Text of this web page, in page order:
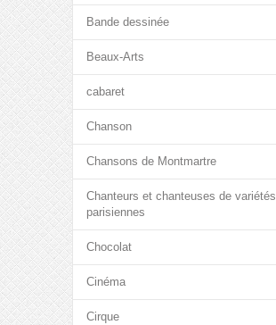
Bande dessinée
Beaux-Arts
cabaret
Chanson
Chansons de Montmartre
Chanteurs et chanteuses de variétés
parisiennes
Chocolat
Cinéma
Cirque